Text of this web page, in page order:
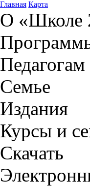
Главная Карта
О «Школе
Педагогам
Семье
Издания
Курсы и
Скачать